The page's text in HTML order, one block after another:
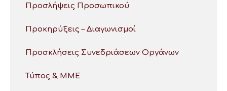
Προσλήψεις Προσωπικού
Προκηρύξεις – Διαγωνισμοί
Προσκλήσεις Συνεδριάσεων Οργάνων
Τύπος & ΜΜΕ